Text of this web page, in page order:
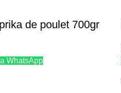
de poulet 700gr
WhatsApp